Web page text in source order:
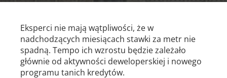
Eksperci nie mają wątpliwości, że w
nadchodzących miesiącach stawki za metr nie
spadną. Tempo ich wzrostu będzie zależało
głównie od aktywności deweloperskiej i nowego
programu tanich kredytów.